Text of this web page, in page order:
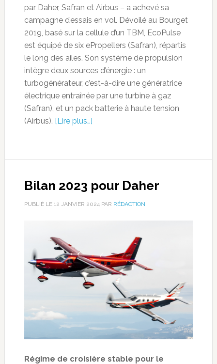
par Daher, Safran et Airbus – a achevé sa
campagne d’essais en vol. Dévoilé au Bourget
2019, basé sur la cellule d’un TBM, EcoPulse
est équipé de six ePropellers (Safran), répartis
le long des ailes. Son système de propulsion
intègre deux sources d’énergie : un
turbogénérateur, c’est-à-dire une génératrice
électrique entraînée par une turbine à gaz
(Safran), et un pack batterie à haute tension
(Airbus). [Lire plus…]
Bilan 2023 pour Daher
PUBLIÉ LE 12 JANVIER 2024PAR RÉDACTION
Régime de croisière stable pour le